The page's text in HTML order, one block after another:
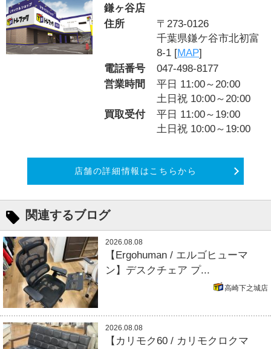
鎌ヶ谷店
住所
〒273-0126
千葉県鎌ケ谷市北初富
8-1 [MAP]
電話番号
047-498-8177
営業時間
平日 11:00～20:00
土日祝 10:00～20:00
買取受付
平日 11:00～19:00
土日祝 10:00～19:00
店舗の詳細情報はこちらから
関連するブログ
2026.08.08
【Ergohuman / エルゴヒューマ
ン】デスクチェア プ...
高崎下之城店
2026.08.08
【カリモク60 / カリモクロクマ